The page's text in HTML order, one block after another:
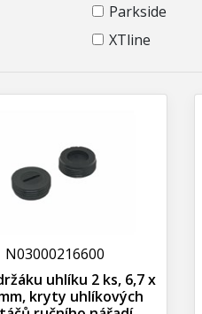
Parkside
XTline
N03000216600
uhlíku 2 ks, 6,7 x
kryty uhlíkových